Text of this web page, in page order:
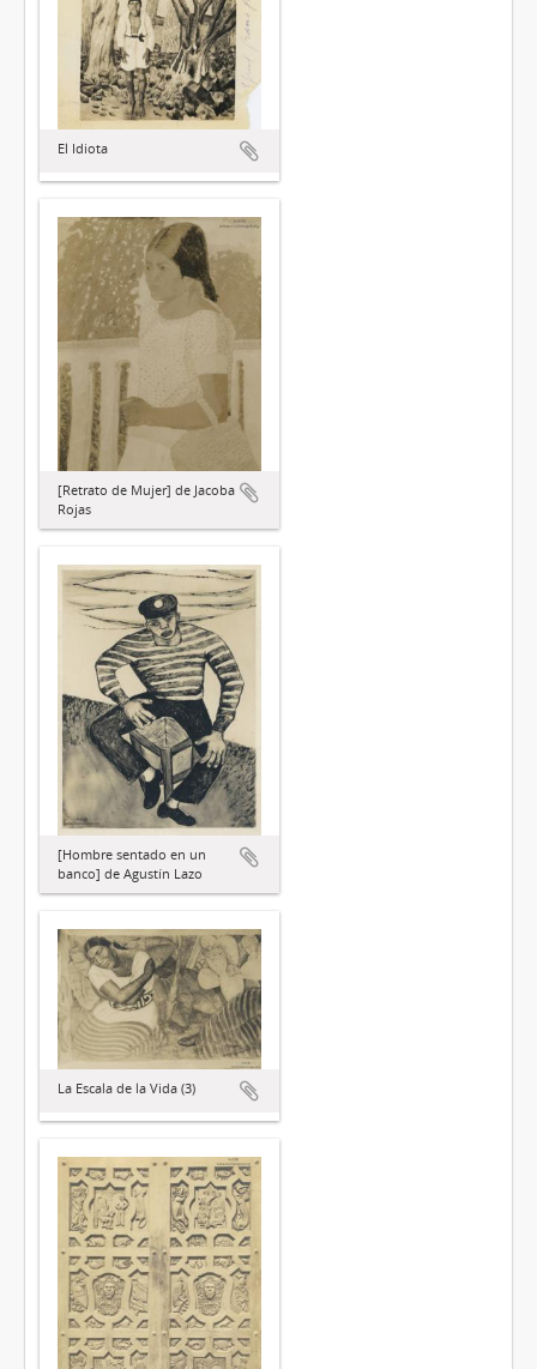
El Idiota
[Retrato de Mujer] de Jacoba
Rojas
[Hombre sentado en un
banco] de Agustín Lazo
La Escala de la Vida (3)